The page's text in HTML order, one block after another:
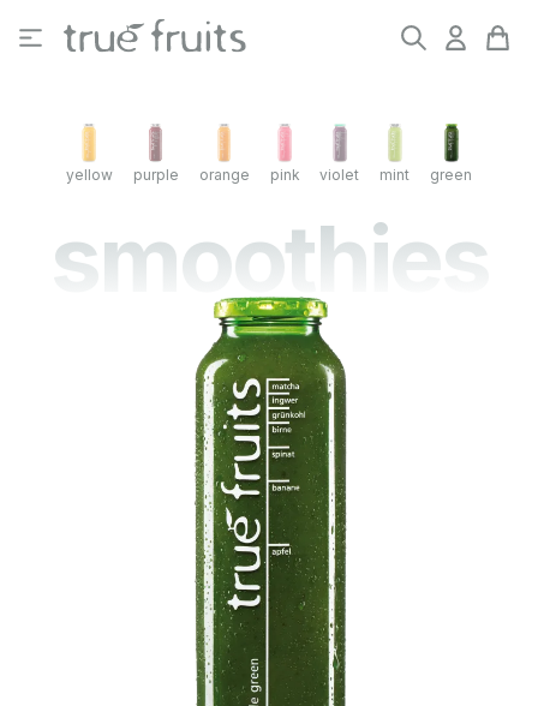
Zum Hauptinhalt springen
yellow purple orange pink violet mint green
smoothies
Bildergalerie überspringen